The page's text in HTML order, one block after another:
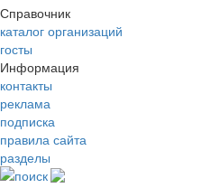
Справочник
каталог организаций
госты
Информация
контакты
реклама
подписка
правила сайта
разделы
поиск